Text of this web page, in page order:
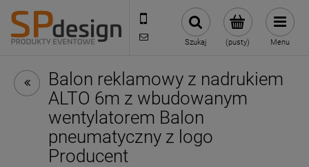
221002030
sklep@reklamydrukarnia.pl
(pusty)
Szukaj Menu
Balon reklamowy z nadrukiem
ALTO 6m z wbudowanym
wentylatorem Balon
pneumatyczny z logo
Producent